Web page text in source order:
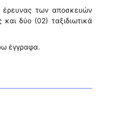
έρευνας των αποσκευών
δύο (02) ταξιδιωτικά
έγγραφα.